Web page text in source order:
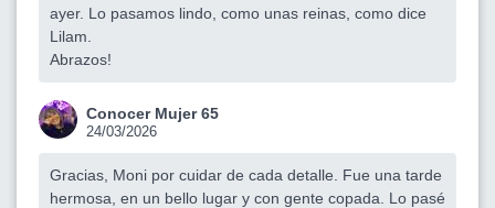
ayer. Lo pasamos lindo, como unas reinas, como dice
Lilam.
Abrazos!
Conocer Mujer 65
24/03/2026
Gracias, Moni por cuidar de cada detalle. Fue una tarde
hermosa, en un bello lugar y con gente copada. Lo pasé